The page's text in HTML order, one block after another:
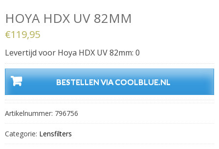
HOYA HDX UV 82MM
€119,95
Levertijd voor Hoya HDX UV 82mm: 0
BESTELLEN VIA COOLBLUE.NL
Artikelnummer: 796756
Categorie: Lensfilters